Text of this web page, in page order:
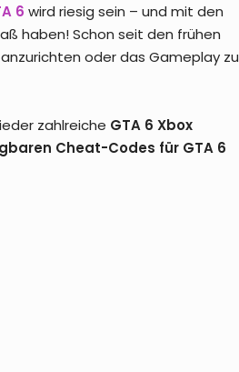
6 wird riesig sein – und mit den
haben! Schon seit den frühen
oder das Gameplay zu
zahlreiche GTA 6 Xbox
Cheat-Codes für GTA 6